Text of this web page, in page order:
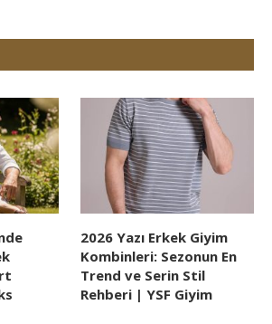
2026 Yazı Erkek Giyim
Kombinleri: Sezonun En
Trend ve Serin Stil
Rehberi | YSF Giyim